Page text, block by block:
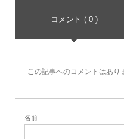
コメント ( 0 )
この記事へのコメントはあり
名前